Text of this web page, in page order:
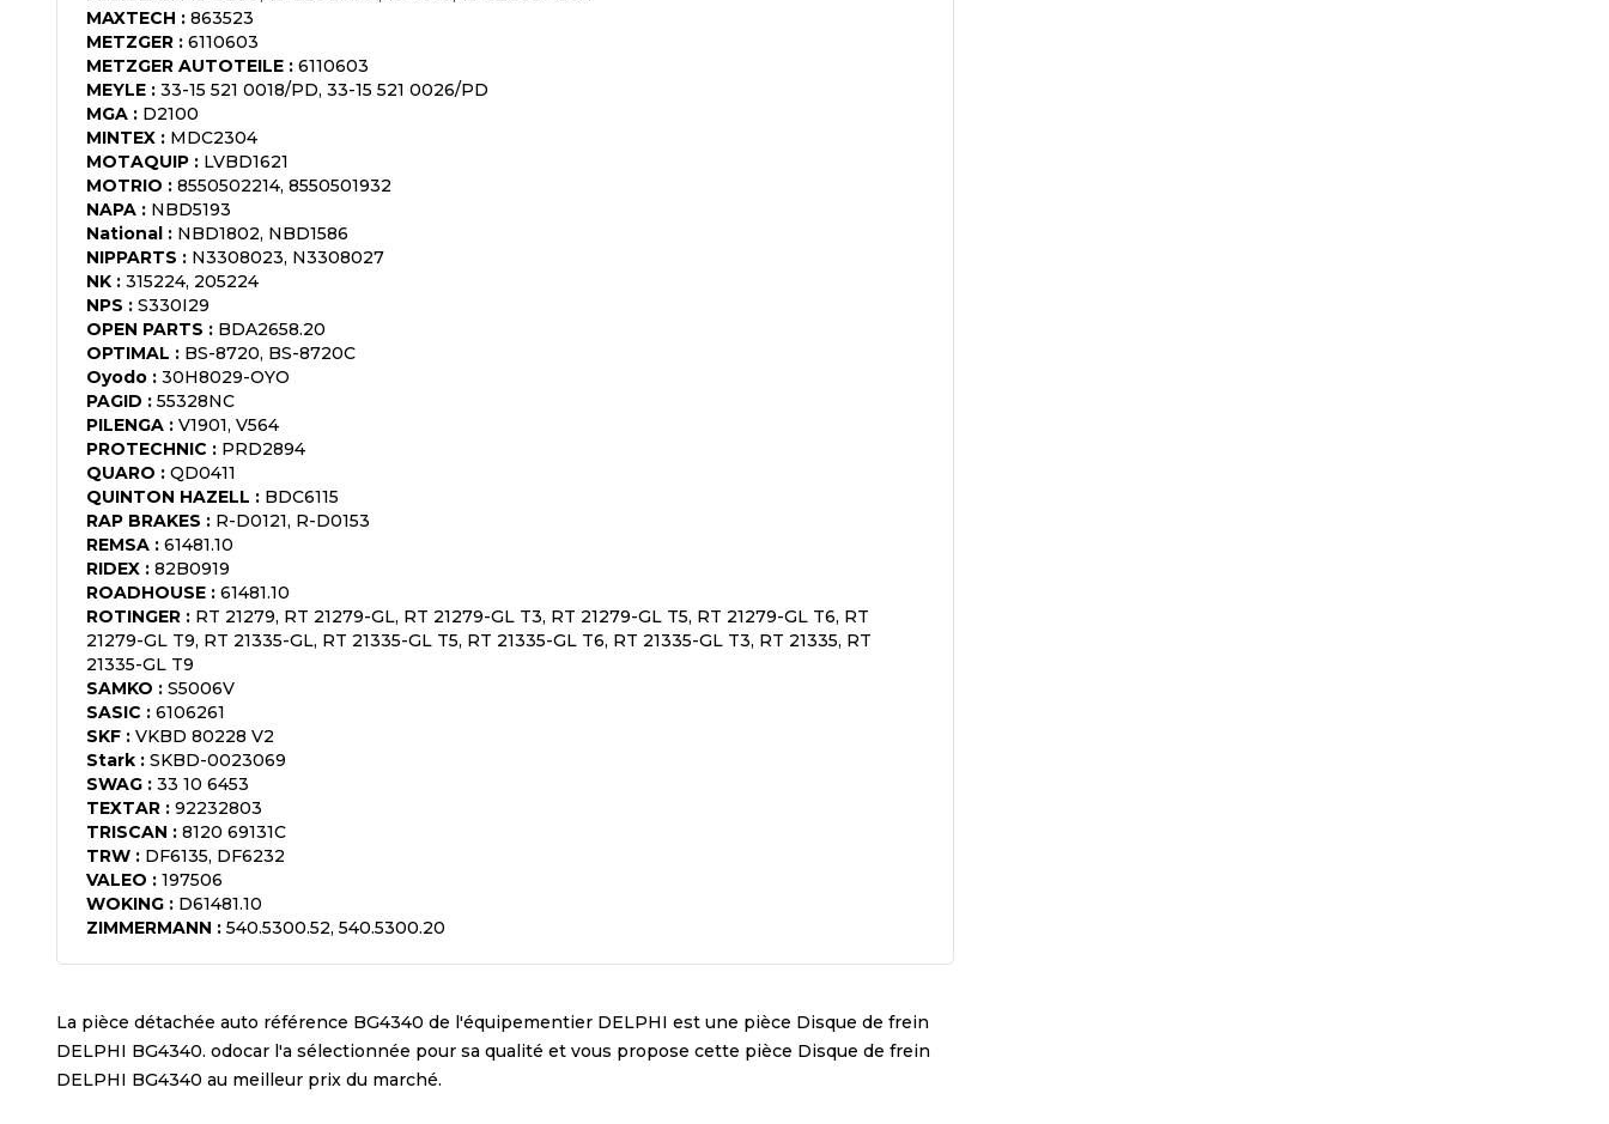
MAXTECH : 863523
METZGER : 6110603
METZGER AUTOTEILE : 6110603
MEYLE : 33-15 521 0018/PD, 33-15 521 0026/PD
MGA : D2100
MINTEX : MDC2304
MOTAQUIP : LVBD1621
MOTRIO : 8550502214, 8550501932
NAPA : NBD5193
National : NBD1802, NBD1586
NIPPARTS : N3308023, N3308027
NK : 315224, 205224
NPS : S330I29
OPEN PARTS : BDA2658.20
OPTIMAL : BS-8720, BS-8720C
Oyodo : 30H8029-OYO
PAGID : 55328NC
PILENGA : V1901, V564
PROTECHNIC : PRD2894
QUARO : QD0411
QUINTON HAZELL : BDC6115
RAP BRAKES : R-D0121, R-D0153
REMSA : 61481.10
RIDEX : 82B0919
ROADHOUSE : 61481.10
ROTINGER : RT 21279, RT 21279-GL, RT 21279-GL T3, RT 21279-GL T5, RT 21279-GL T6, RT
21279-GL T9, RT 21335-GL, RT 21335-GL T5, RT 21335-GL T6, RT 21335-GL T3, RT 21335, RT
21335-GL T9
SAMKO : S5006V
SASIC : 6106261
SKF : VKBD 80228 V2
Stark : SKBD-0023069
SWAG : 33 10 6453
TEXTAR : 92232803
TRISCAN : 8120 69131C
TRW : DF6135, DF6232
VALEO : 197506
WOKING : D61481.10
ZIMMERMANN : 540.5300.52, 540.5300.20
La pièce détachée auto référence BG4340 de l'équipementier DELPHI est une pièce Disque de frein
DELPHI BG4340. odocar l'a sélectionnée pour sa qualité et vous propose cette pièce Disque de frein
DELPHI BG4340 au meilleur prix du marché.